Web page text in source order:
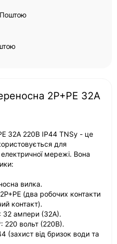
2Р+PЕ 32А
32А 220В IP44 TNSy - це
для
мережі. Вона
вилка.
(два робочих контакти
контакт).
32 ампери (32А).
220 вольт (220В).
(захист від бризок води та